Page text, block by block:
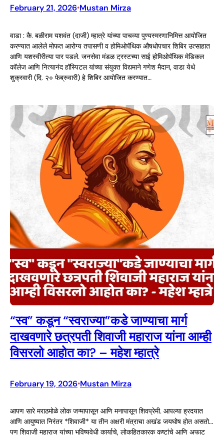
February 21, 2026•Mustan Mirza
वाडा : कै. बळीराम यशवंत (दाजी) म्हात्रे यांच्या पाचव्या पुण्यस्मरणानिमित्त आयोजित
करण्यात आलेले मोफत आरोग्य तपासणी व होमिओपॅथिक औषधोपचार शिबिर उत्साहात
आणि यशस्वीरीत्या पार पडले. जनसेवा मंडळ ट्रस्टच्या साई होमिओपॅथिक मेडिकल
कॉलेज आणि नित्यानंद हॉस्पिटल यांच्या संयुक्त विद्यमाने गणेश मैदान, वाडा येथे
शुक्रवारी (दि. २० फेब्रुवारी) हे शिबिर आयोजित करण्यात…
“स्व” कडून “स्वराज्या”कडे जाण्याचा मार्ग
दाखवणारे छत्रपती शिवाजी महाराज यांना आम्ही
विसरलो आहोत का? – महेश म्हात्रे
February 19, 2026•Mustan Mirza
आपण सारे मराठमोळे लोक जन्मापासून आणि मनापासून शिवप्रेमी. आपल्या ह्रदयात
आणि आयुष्यात निरंतर *शिवाजी* या तीन अक्षरी मंत्राचा अखंड जयघोष होत असतो…
पण शिवाजी महाराज यांच्या भविष्यवेधी कार्याचे, लोकहितकारक कष्टांचे आणि अफाट